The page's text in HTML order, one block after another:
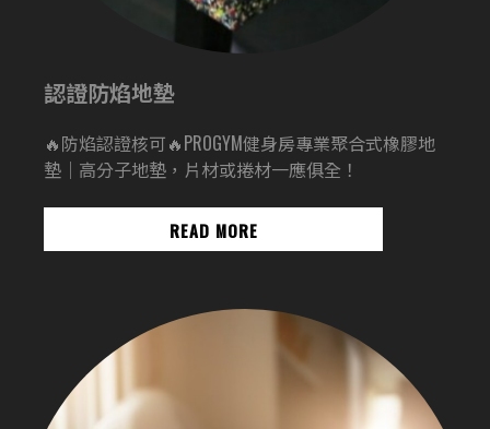
認證防焰地墊
🔥防焰認證核可🔥PROGYM健身房專業聚合式橡膠地
墊｜高分子地墊，片材或捲材一應俱全！
READ MORE